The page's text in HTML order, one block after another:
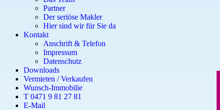
Partner
Der seriöse Makler
Hier sind wir für Sie da
Kontakt
Anschrift & Telefon
Impressum
Datenschutz
Downloads
Vermieten / Verkaufen
Wunsch-Immobilie
T 0471 9 81 27 81
E-Mail